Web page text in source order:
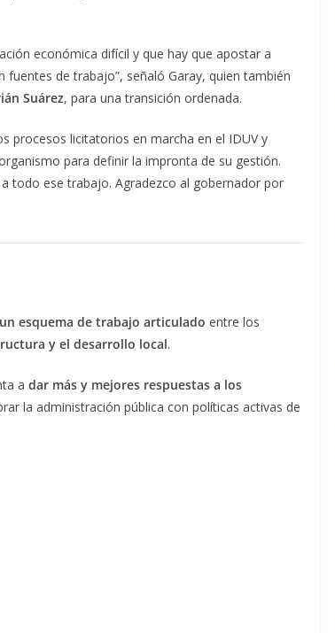
económica difícil y que hay que apostar a
de trabajo”, señaló Garay, quien también
Suárez, para una transición ordenada.
procesos licitatorios en marcha en el IDUV y
para definir la impronta de su gestión.
todo ese trabajo. Agradezco al gobernador por
esquema de trabajo articulado entre los
y el desarrollo local.
a dar más y mejores respuestas a los
la administración pública con políticas activas de